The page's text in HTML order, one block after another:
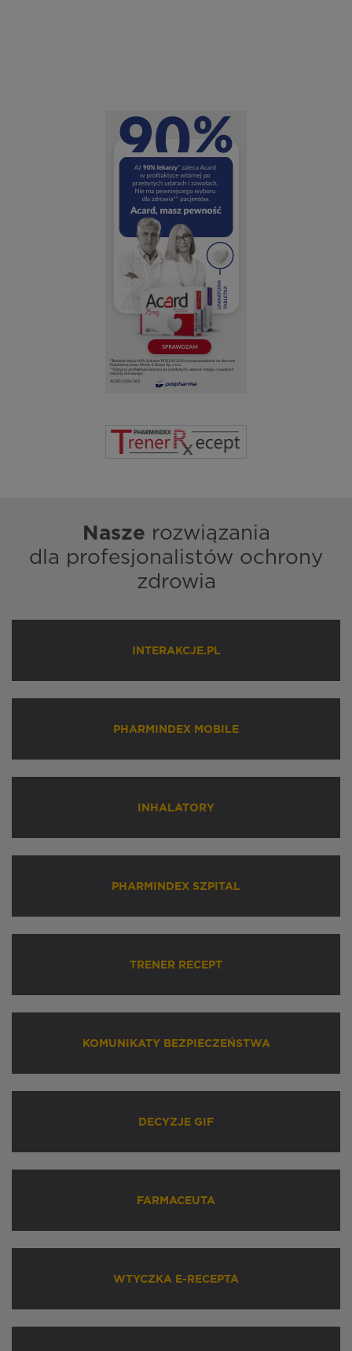
Nasze rozwiązania
dla profesjonalistów ochrony
zdrowia
INTERAKCJE.PL
PHARMINDEX MOBILE
INHALATORY
PHARMINDEX SZPITAL
TRENER RECEPT
KOMUNIKATY BEZPIECZEŃSTWA
DECYZJE GIF
FARMACEUTA
WTYCZKA E-RECEPTA